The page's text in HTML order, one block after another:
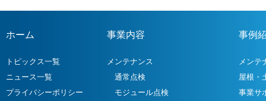
ホーム
トピックス一覧
ニュース一覧
プライバシーポリシー
事業内容
メンテナンス
通常点検
モジュール点検
事例
メンテ
屋根・
事業サ